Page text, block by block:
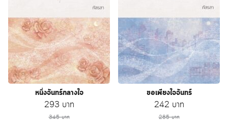
หนึ่งจันทร์กลางใจ
345บาท
Original
price
293 บาทCurrent
ขอเพียงใจจันทร์
285บาท
Original
price
242 บาทCurrent